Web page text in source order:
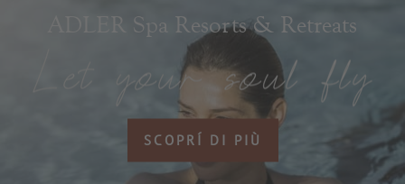
ADLER Spa Resorts & Retreats
SCOPRÍ DI PIÙ